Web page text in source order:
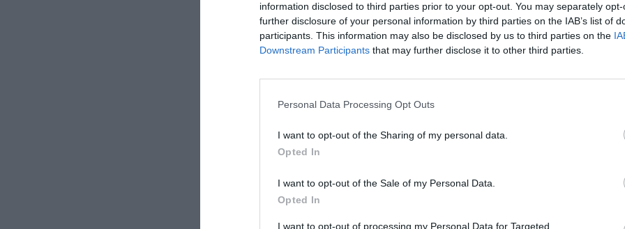
information disclosed to third parties prior to your opt-out. You may separately
further disclosure of your personal information by third parties on the IAB’s list of
participants. This information may also be disclosed by us to third parties on the
Downstream Participants that may further disclose it to other third parties.
Personal Data Processing Opt Outs
I want to opt-out of the Sharing of my personal data.
Opted In
I want to opt-out of the Sale of my Personal Data.
Opted In
I want to opt-out of processing my Personal Data for Targeted